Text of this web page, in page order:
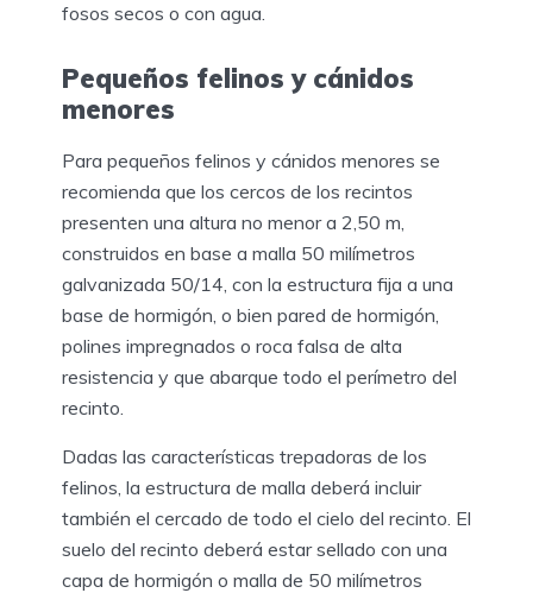
fosos secos o con agua.
Pequeños felinos y cánidos
menores
Para pequeños felinos y cánidos menores se
recomienda que los cercos de los recintos
presenten una altura no menor a 2,50 m,
construidos en base a malla 50 milímetros
galvanizada 50/14, con la estructura fija a una
base de hormigón, o bien pared de hormigón,
polines impregnados o roca falsa de alta
resistencia y que abarque todo el perímetro del
recinto.
Dadas las características trepadoras de los
felinos, la estructura de malla deberá incluir
también el cercado de todo el cielo del recinto. El
suelo del recinto deberá estar sellado con una
capa de hormigón o malla de 50 milímetros